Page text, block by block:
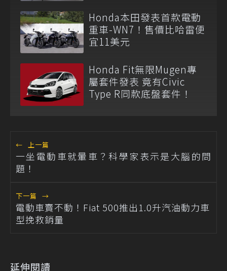
Honda本田發表首款電動
重車-WN7！售價比哈雷便
宜11美元
Honda Fit無限Mugen專
屬套件發表 竟有Civic
Type R同款底盤套件！
← 上一篇
一坐電動車就暈車？科學家表示是大腦的問
題！
下一篇 →
電動車賣不動！Fiat 500推出1.0升汽油動力車
型挽救銷量
延伸閱讀